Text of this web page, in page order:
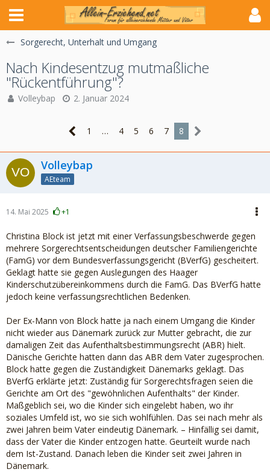
Sorgerecht, Unterhalt und Umgang
Nach Kindesentzug mutmaßliche
"Rückentführung"?
Volleybap 2. Januar 2024
1 … 4 5 6 7 8
Volleybap
AEteam
14. Mai 2025 +1
Christina Block ist jetzt mit einer Verfassungsbeschwerde gegen
mehrere Sorgerechtsentscheidungen deutscher Familiengerichte
(FamG) vor dem Bundesverfassungsgericht (BVerfG) gescheitert.
Geklagt hatte sie gegen Auslegungen des Haager
Kinderschutzübereinkommens durch die FamG. Das BVerfG hatte
jedoch keine verfassungsrechtlichen Bedenken.
Der Ex-Mann von Block hatte ja nach einem Umgang die Kinder
nicht wieder aus Dänemark zurück zur Mutter gebracht, die zur
damaligen Zeit das Aufenthaltsbestimmungsrecht (ABR) hielt.
Dänische Gerichte hatten dann das ABR dem Vater zugesprochen.
Block hatte gegen die Zuständigkeit Dänemarks geklagt. Das
BVerfG erklärte jetzt: Zuständig für Sorgerechtsfragen seien die
Gerichte am Ort des "gewöhnlichen Aufenthalts" der Kinder.
Maßgeblich sei, wo die Kinder sich eingelebt haben, wo ihr
soziales Umfeld ist, wo sie sich wohlfühlen. Das sei nach mehr als
zwei Jahren beim Vater eindeutig Dänemark. – Hinfällig sei damit,
dass der Vater die Kinder entzogen hatte. Geurteilt wurde nach
dem Ist-Zustand. Danach leben die Kinder seit zwei Jahren in
Dänemark.